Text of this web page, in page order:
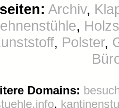
Archiv,
,
, Polster,
Domains:
,